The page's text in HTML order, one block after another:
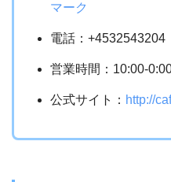
マーク
電話：+4532543204
営業時間：10:00-
公式サイト： http://